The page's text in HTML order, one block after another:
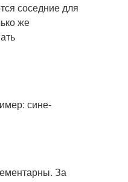
соседние для
же
сине-
За